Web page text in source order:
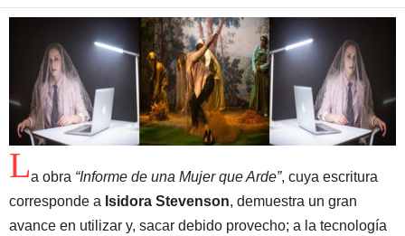
La obra “Informe de una Mujer que Arde”, cuya escritura
corresponde a Isidora Stevenson, demuestra un gran
avance en utilizar y, sacar debido provecho; a la tecnología